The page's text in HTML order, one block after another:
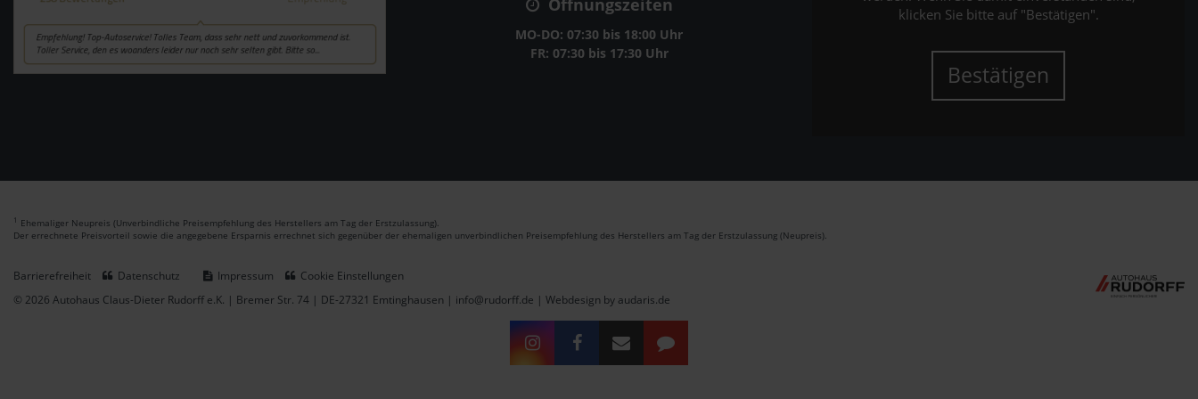
Öffnungszeiten
MO-DO: 07:30 bis 18:00 Uhr
FR: 07:30 bis 17:30 Uhr
klicken Sie bitte auf "Bestätigen".
Bestätigen
1 Ehemaliger Neupreis (Unverbindliche Preisempfehlung des Herstellers am Tag der Erstzulassung).
Der errechnete Preisvorteil sowie die angegebene Ersparnis errechnet sich gegenüber der ehemaligen unverbindlichen Preisempfehlung des Herstellers am Tag der Erstzulassung (Neupreis).
Barrierefreiheit Datenschutz Impressum
Cookie Einstellungen
© 2026 Autohaus Claus-Dieter Rudorff e.K. | Bremer Str. 74 | DE-27321 Emtinghausen | info@rudorff.de | Webdesign by audaris.de